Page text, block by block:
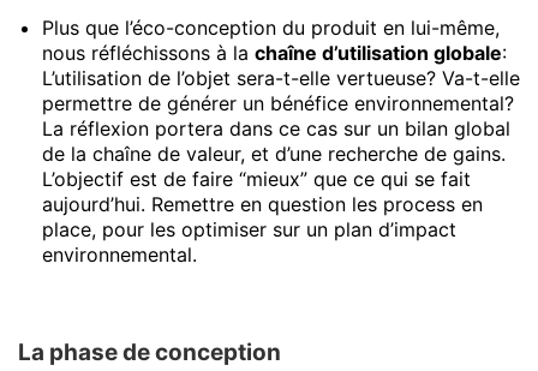
Plus que l’éco-conception du produit en lui-même,
nous réfléchissons à la chaîne d’utilisation globale:
L’utilisation de l’objet sera-t-elle vertueuse? Va-t-elle
permettre de générer un bénéfice environnemental?
La réflexion portera dans ce cas sur un bilan global
de la chaîne de valeur, et d’une recherche de gains.
L’objectif est de faire “mieux” que ce qui se fait
aujourd’hui. Remettre en question les process en
place, pour les optimiser sur un plan d’impact
environnemental.
La phase de conception